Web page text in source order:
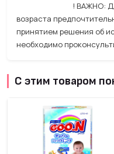
! ВАЖНО: Для
возраста
принятием решения об
необходимо
С этим товаром